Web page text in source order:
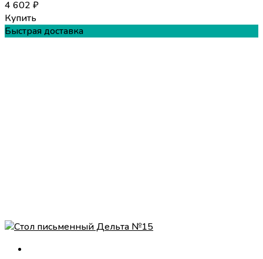
4 602 ₽
Купить
Быстрая доставка